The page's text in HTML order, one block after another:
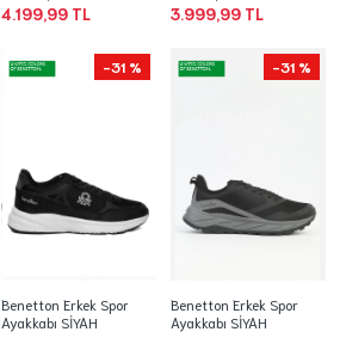
4.199,99 TL 3.999,99 TL
-31 %
Benetton Erkek Spor
Ayakkabı SİYAH
-31 %
Benetton Erkek Spor
Ayakkabı SİYAH